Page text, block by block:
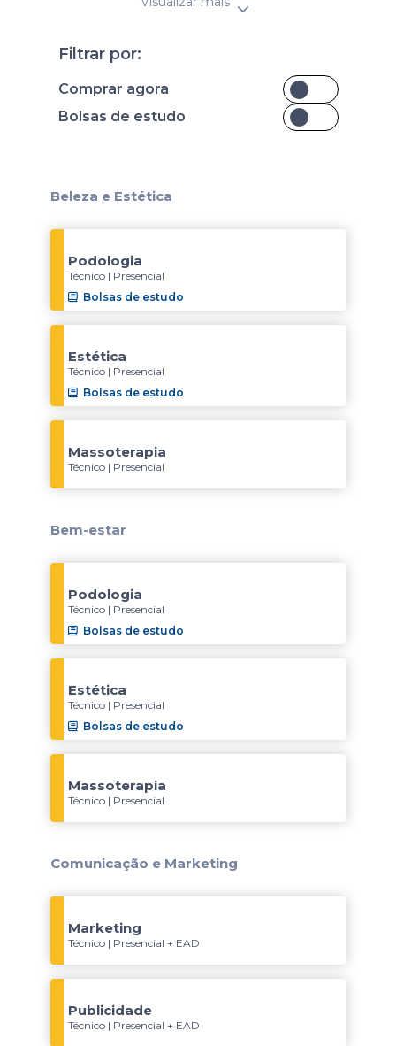
Filtrar por:
Comprar agora
Bolsas de estudo
Beleza e Estética
Podologia
Técnico | Presencial
Bolsas de estudo
Estética
Técnico | Presencial
Bolsas de estudo
Massoterapia
Técnico | Presencial
Bem-estar
Podologia
Técnico | Presencial
Bolsas de estudo
Estética
Técnico | Presencial
Bolsas de estudo
Massoterapia
Técnico | Presencial
Comunicação e Marketing
Marketing
Técnico | Presencial + EAD
Publicidade
Técnico | Presencial + EAD